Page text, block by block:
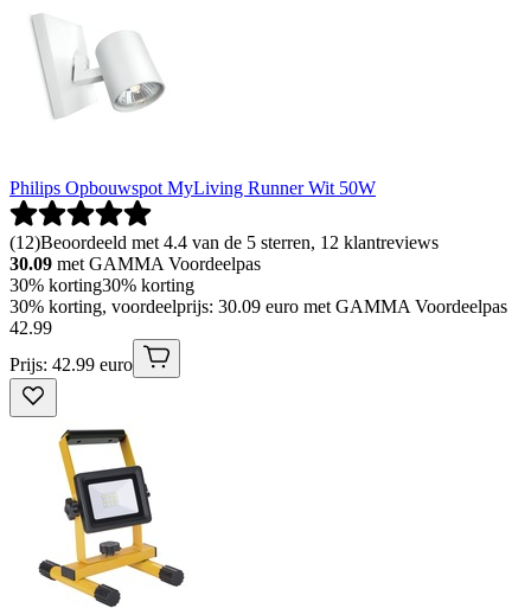
Philips Opbouwspot MyLiving Runner Wit 50W
(12)Beoordeeld met 4.4 van de 5 sterren, 12 klantreviews
30.09 met GAMMA Voordeelpas
30% korting30% korting
30% korting, voordeelprijs: 30.09 euro met GAMMA Voordeelpas
42.99
Prijs: 42.99 euro